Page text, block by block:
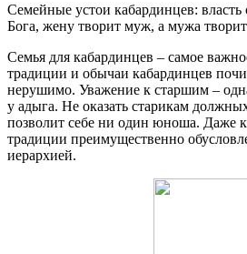
Семейные устои кабардинцев: власть
Бога, жену творит муж, а мужа
Семья для кабардинцев – самое
традиции и обычаи кабардинцев
нерушимо. Уважение к старшим –
у адыга. Не оказать старикам
позволит себе ни один юноша. Даже
традиции преимущественно
иерархией.